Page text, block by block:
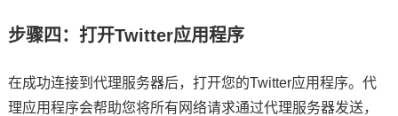
步骤四：打开Twitter应用程序
在成功连接到代理服务器后，打开您的Twitter应用程序。代
理应用程序会帮助您将所有网络请求通过代理服务器发送，